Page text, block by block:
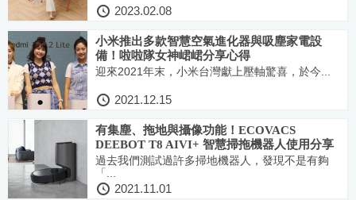
2023.02.08
小米推出多款智慧空氣進化器與吸塵家電設
備！啦啦隊女神峮峮分享心得
迎來2021年末，小米台灣獻上壓軸驚喜，於今...
2021.12.15
有集塵、拖地與攝像功能！ECOVACS
DEEBOT T8 AIVI+ 智慧掃拖機器人使用分享
過去我們測試過許多掃地機器人，發現不是有夠
「...
2021.11.01